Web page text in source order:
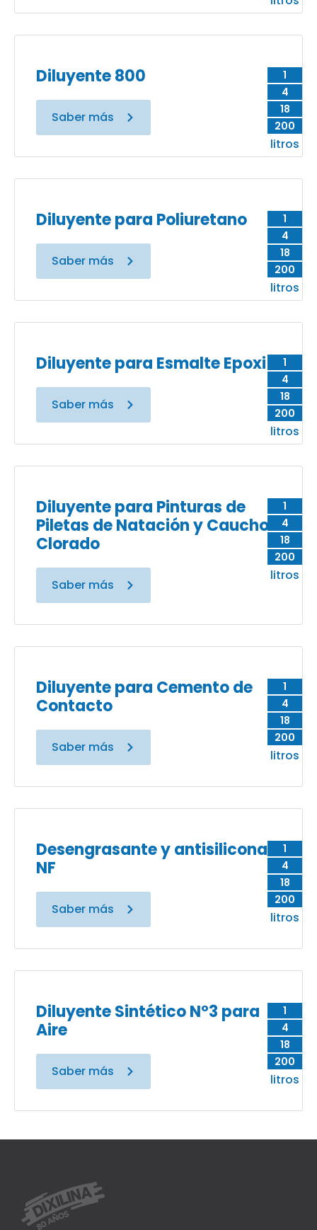
1
4
18
200
litros
Diluyente 800
Saber más
1
4
18
200
litros
Diluyente para Poliuretano
Saber más
1
4
18
200
litros
Diluyente para Esmalte Epoxi
Saber más
1
4
18
200
litros
Diluyente para Pinturas de
Piletas de Natación y Caucho
Clorado
Saber más
1
4
18
200
litros
Diluyente para Cemento de
Contacto
Saber más
1
4
18
200
litros
Desengrasante y antisilicona
NF
Saber más
1
4
18
200
litros
Diluyente Sintético N°3 para
Aire
Saber más